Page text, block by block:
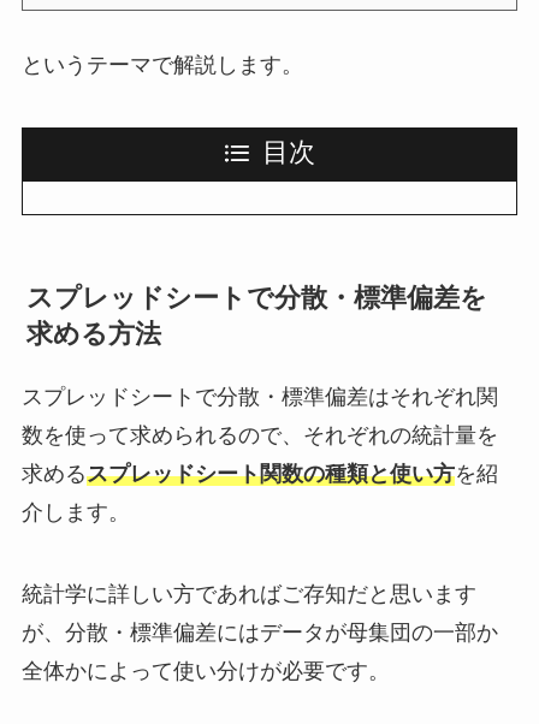
というテーマで解説します。
目次
スプレッドシートで分散・標準偏差を
求める方法
スプレッドシートで分散・標準偏差はそれぞれ関
数を使って求められるので、それぞれの統計量を
求めるスプレッドシート関数の種類と使い方を紹
介します。
統計学に詳しい方であればご存知だと思います
が、分散・標準偏差にはデータが母集団の一部か
全体かによって使い分けが必要です。